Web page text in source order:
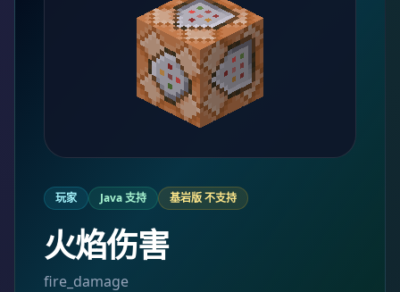
玩家 Java 支持 基岩版 不支持
火焰伤害
fire_damage